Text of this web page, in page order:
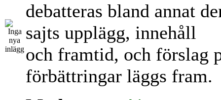
debatteras bland annat
sajts upplägg, innehåll
och framtid, och förslag
förbättringar läggs fram.